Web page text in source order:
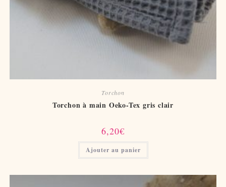
Torchon
Torchon à main Oeko-Tex gris clair
6,20€
Ajouter au panier